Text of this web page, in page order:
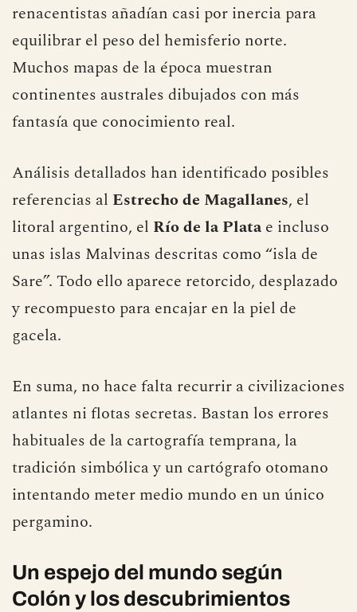
renacentistas añadían casi por inercia para
equilibrar el peso del hemisferio norte.
Muchos mapas de la época muestran
continentes australes dibujados con más
fantasía que conocimiento real.
Análisis detallados han identificado posibles
referencias al Estrecho de Magallanes, el
litoral argentino, el Río de la Plata e incluso
unas islas Malvinas descritas como “isla de
Sare”. Todo ello aparece retorcido, desplazado
y recompuesto para encajar en la piel de
gacela.
En suma, no hace falta recurrir a civilizaciones
atlantes ni flotas secretas. Bastan los errores
habituales de la cartografía temprana, la
tradición simbólica y un cartógrafo otomano
intentando meter medio mundo en un único
pergamino.
Un espejo del mundo según
Colón y los descubrimientos